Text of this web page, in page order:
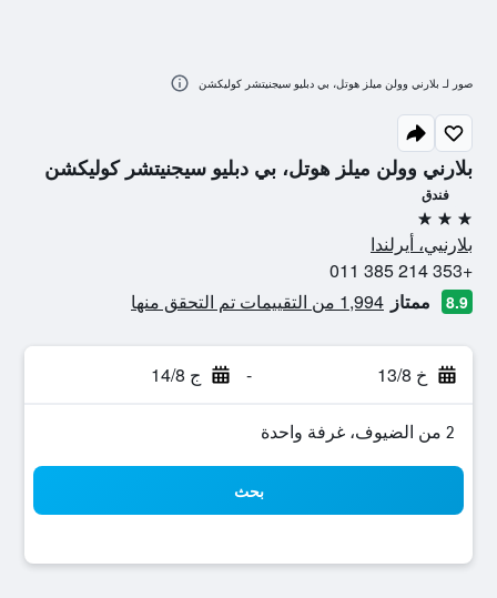
بلارني وولن ميلز هوتل، بي دبليو سيجنيتشر كوليكشن
فندق
3 نجوم
بلارنيي، أيرلندا
+353 214 385 011
8.9 ممتاز 1,994 من التقييمات تم التحقق منها
خ 13/8 - ج 14/8
2 من الضيوف، غرفة واحدة
بحث
صور لـ بلارني وولن ميلز هوتل، بي دبليو سيجنيتشر كوليكشن